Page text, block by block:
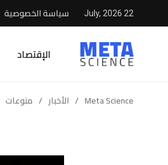
22 July, 2026 سياسة الخصوصية
الإقتصاد
Meta Science
/ الأخبار / منوعات